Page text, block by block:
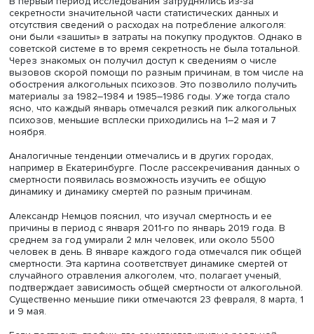
Александр Немцов
В первый период исследования затруднялись из-за
секретности значительной части статистических данных
отсутствия сведений о расходах на потребление
они были «зашиты» в затраты на покупку продуктов.
советской системе в то время секретность не была
вызовов скорой помощи по разным причинам, в том
обострения алкогольных психозов. Это позволило
материалы за 1982–1984 и 1985–1986 годы. Уже тогда
ясно, что каждый январь отмечался резкий пик
психозов, меньшие всплески приходились на 1–2 мая и
ноября.
Аналогичные тенденции отмечались и в других городах,